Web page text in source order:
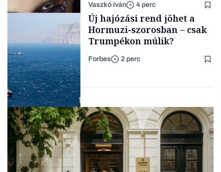
Content Lab HUB
Forbes-sztori
zenét
Vaszkó Iván 4 perc
Energia
Új hajózási rend jöhet a
Hormuzi-szorosban – csak
Trumpékon múlik?
Forbes 2 perc